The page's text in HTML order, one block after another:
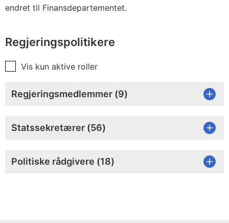
endret til Finansdepartementet.
Regjeringspolitikere
Vis kun aktive roller
Regjeringsmedlemmer (9)
Statssekretærer (56)
Politiske rådgivere (18)